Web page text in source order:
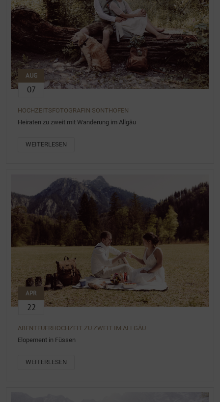
AUG
07
HOCHZEITSFOTOGRAFIN SONTHOFEN
Heiraten zu zweit mit Wanderung im Allgäu
WEITERLESEN
APR
22
ABENTEUERHOCHZEIT ZU ZWEIT IM ALLGÄU
Elopement in Füssen
WEITERLESEN